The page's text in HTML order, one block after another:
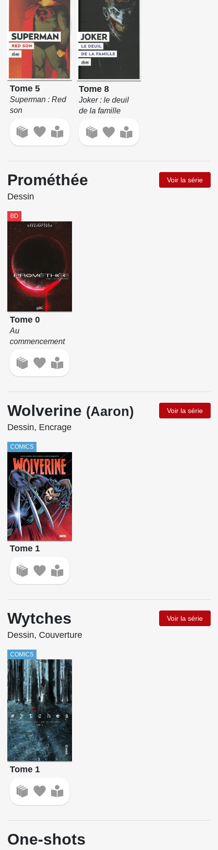
Tome 5
Superman : Red
son
Tome 8
Joker : le deuil
de la famille
Prométhée Voir la série
Dessin
BD
Tome 0
Au
commencement
Wolverine (Aaron) Voir la série
Dessin, Encrage
COMICS
Tome 1
Wytches Voir la série
Dessin, Couverture
COMICS
Tome 1
One-shots